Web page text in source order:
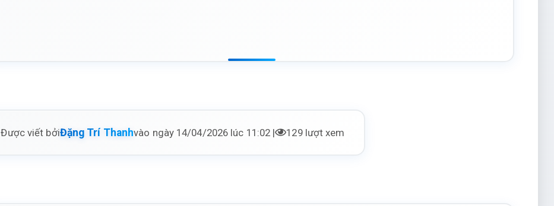
Được viết bởiĐặng Trí Thanhvào ngày 14/04/2026 lúc 11:02 | 129 lượt xem